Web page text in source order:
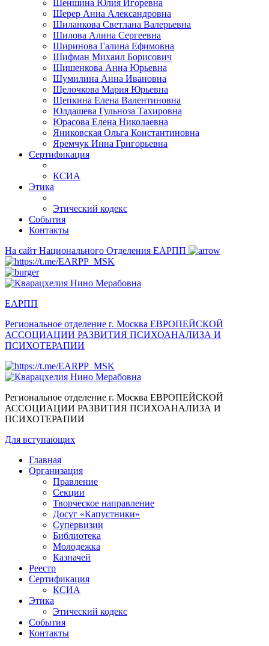
Шеншина Юлия Игоревна
Шерер Анна Александровна
Шиланкова Светлана Валерьевна
Шилова Алина Сергеевна
Ширинова Галина Ефимовна
Шифман Михаил Борисович
Шишенкова Анна Юрьевна
Шумилина Анна Ивановна
Щелочкова Мария Юрьевна
Щепкина Елена Валентиновна
Юлдашева Гульноза Тахировна
Юрасова Елена Николаевна
Яниковская Ольга Константиновна
Яремчук Инна Григорьевна
Сертификация
КСИА
Этика
Этический кодекс
События
Контакты
На сайт Национального Отделения ЕАРПП
ЕАРПП
Региональное отделение г. Москва ЕВРОПЕЙСКОЙ
АССОЦИАЦИИ РАЗВИТИЯ ПСИХОАНАЛИЗА И
ПСИХОТЕРАПИИ
Региональное отделение г. Москва ЕВРОПЕЙСКОЙ
АССОЦИАЦИИ РАЗВИТИЯ ПСИХОАНАЛИЗА И
ПСИХОТЕРАПИИ
Для вступающих
Главная
Организация
Правление
Секции
Творческое направление
Досуг «Капустники»
Супервизии
Библиотека
Молодежка
Казначей
Реестр
Сертификация
КСИА
Этика
Этический кодекс
События
Контакты